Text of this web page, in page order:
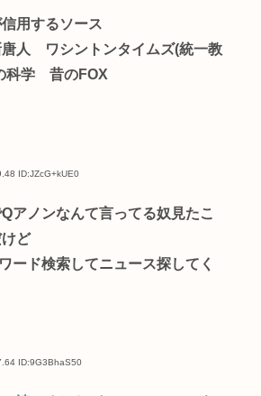
用するソース
人 ワシントンタイムズ(統一教
科学 昔のFOX
ID:JZcG+kUE0
アノンなんて言ってる奴見たこ
ど
ード検索してニュース探してく
ID:9G3BhaS50